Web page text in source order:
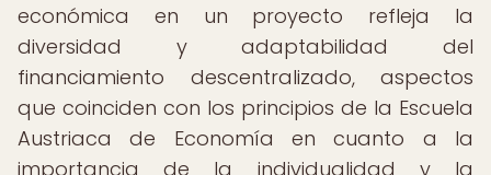
económica en un proyecto refleja la
diversidad y adaptabilidad del
financiamiento descentralizado, aspectos
que coinciden con los principios de la Escuela
Austriaca de Economía en cuanto a la
importancia de la individualidad y la